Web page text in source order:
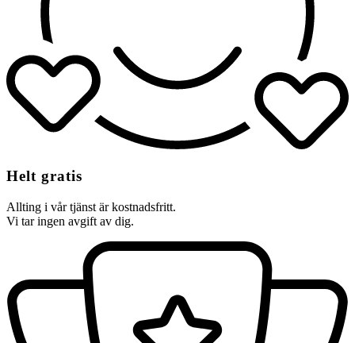
Helt gratis
Allting i vår tjänst är kostnadsfritt.
Vi tar ingen avgift av dig.